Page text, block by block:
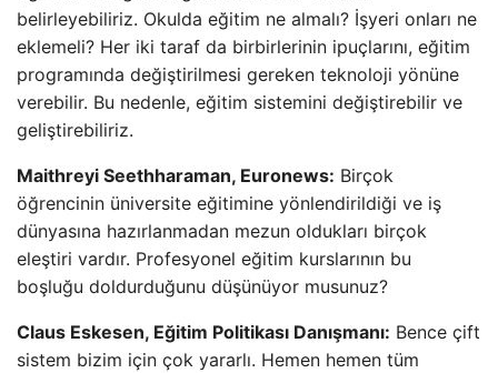
belirleyebiliriz. Okulda eğitim ne almalı? İşyeri onları ne
eklemeli? Her iki taraf da birbirlerinin ipuçlarını, eğitim
programında değiştirilmesi gereken teknoloji yönüne
verebilir. Bu nedenle, eğitim sistemini değiştirebilir ve
geliştirebiliriz.
Maithreyi Seethharaman, Euronews: Birçok
öğrencinin üniversite eğitimine yönlendirildiği ve iş
dünyasına hazırlanmadan mezun oldukları birçok
eleştiri vardır. Profesyonel eğitim kurslarının bu
boşluğu doldurduğunu düşünüyor musunuz?
Claus Eskesen, Eğitim Politikası Danışmanı: Bence çift
sistem bizim için çok yararlı. Hemen hemen tüm